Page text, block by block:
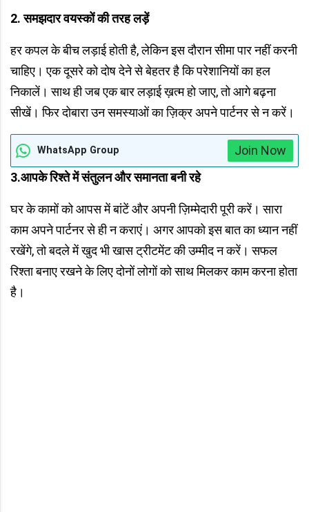
2.समझदार वयस्कों की तरह लड़ें
हर कपल के बीच लड़ाई होती है, लेकिन इस दौरान सीमा पार नहीं करनी
चाहिए। एक दूसरे को दोष देने से बेहतर है कि परेशानियों का हल
निकालें। साथ ही जब एक बार लड़ाई ख़त्म हो जाए, तो आगे बढ़ना
सीखें। फिर दोबारा उन समस्याओं का ज़िक्र अपने पार्टनर से न करें।
WhatsApp Group
Join Now
3.आपके रिश्ते में संतुलन और समानता बनी रहे
घर के कामों को आपस में बांटें और अपनी ज़िम्मेदारी पूरी करें। सारा
काम अपने पार्टनर से ही न कराएं। अगर आपको इस बात का ध्यान नहीं
रखेंगे, तो बदले में खुद भी खास ट्रीटमेंट की उम्मीद न करें। सफल
रिश्ता बनाए रखने के लिए दोनों लोगों को साथ मिलकर काम करना होता
है।